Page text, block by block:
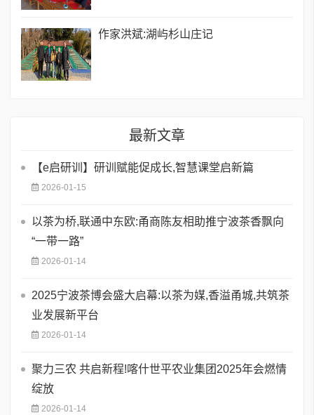
作家洪斌:湖屿杉山庄记
最新文章
【e启研训】研训赋能促成长,智慧课堂启新篇
2026-01-15
以茶为桥,联通中东欧:甬商陈友相助推宁波茶香飘向
“一带一路”
2026-01-14
2025宁波茶博会盛大启幕:以茶为媒,香溢甬城,共筑茶
业发展新平台
2026-01-14
聚力三农 共启新程!喀什世平农业集团2025年会燃情
绽放
2026-01-14